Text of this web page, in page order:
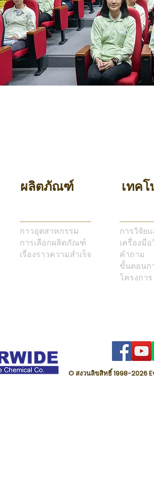
ผลิตภัณฑ์ เทค
กาวอุตสาหกรรม
การเลือกผลิตภัณฑ์
เรื่องราวความสำเร็จ
การวิจัย
เครื่องมื
คำถาม
ขั้นตอนก
โครงการ
© สงวนลิขสิทธิ์ 1998-2026